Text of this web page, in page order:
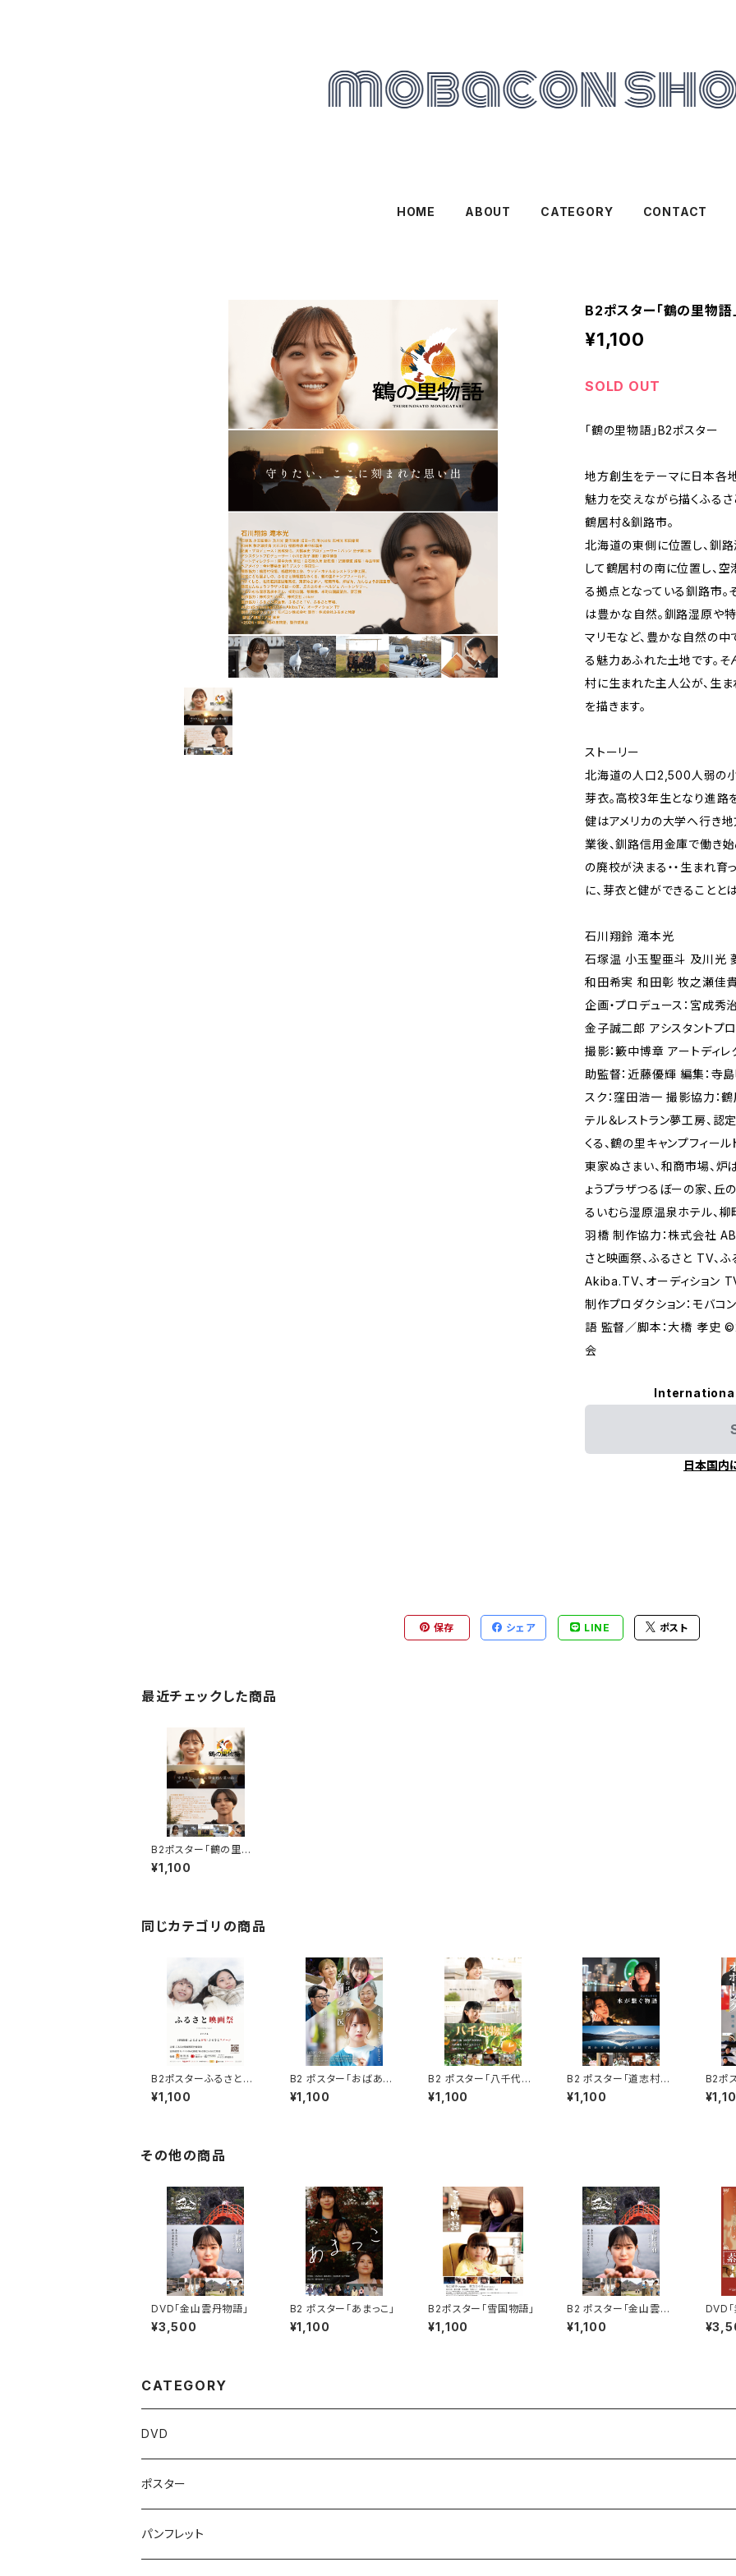
HOME ABOUT CATEGORY CONTACT
B2ポスター「鶴の里物語
¥1,100
SOLD OUT
「鶴の里物語」B2ポスター
地方創生をテーマに日本各
魅力を交えながら描くふる
鶴居村＆釧路市。
北海道の東側に位置し、釧
して鶴居村の南に位置し、
る拠点となっている釧路市
は豊かな自然。釧路湿原や
マリモなど、豊かな自然の
る魅力あふれた土地です。
村に生まれた主人公が、生
を描きます。
ストーリー
北海道の人口2,500人弱の
芽衣。高校3年生となり進路
健はアメリカの大学へ行き
業後、釧路信用金庫で働き
の廃校が決まる・・生まれ
に、芽衣と健ができることとは
石川翔鈴 滝本光
石塚温 小玉聖亜斗 及川光
和田希実 和田彰 牧之瀬佳
企画・プロデュース：宮成秀
金子誠二郎 アシスタントプ
撮影：籔中博章 アートディ
助監督：近藤優輝 編集：寺
スク：窪田浩一 撮影協力：
テル＆レストラン夢工房、認
くる、鶴の里キャンプフィー
東家ぬさまい、和商市場、炉
ょうプラザつるぼーの家、丘
るいむら湿原温泉ホテル、
羽橋 制作協力：株式会社
さと映画祭、ふるさと TV、
Akiba.TV、オーディション
制作プロダクション：モバ
語 監督／脚本：大橋 孝史
会
日本国内
保存 シェア LINE ポスト
最近チェックした商品
B2ポスター「鶴の里物
語」
¥1,100
同じカテゴリの商品
B2ポスターふるさと映
画祭2024
¥1,100
B2 ポスター「おばあち
ゃんのかかりつけ医」
¥1,100
B2 ポスター「八千代物
語」
¥1,100
B2 ポスター「道志村と
横浜市 水が繋ぐ物語」
¥1,100
B2ポ
流氷
その他の商品
DVD「金山雲丹物語」
¥3,500
B2 ポスター「あまっこ」
¥1,100
B2ポスター「雪国物語」
¥1,100
B2 ポスター「金山雲丹
物語」
¥1,100
DVD
CATEGORY
DVD
ポスター
パンフレット